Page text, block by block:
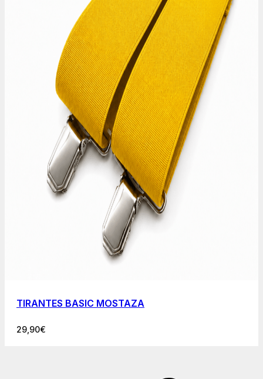
TIRANTES BASIC MOSTAZA
29,90€